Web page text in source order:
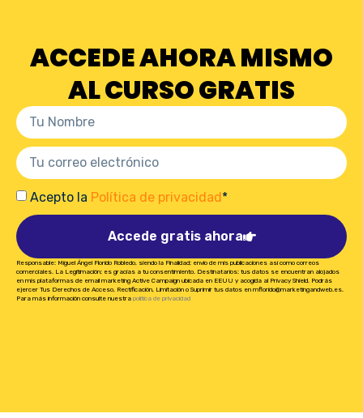
ACCEDE AHORA MISMO
AL CURSO GRATIS
Acepto la Política de privacidad*
Accede gratis ahora
Responsable: Miguel Ángel Florido Robledo, siendo la Finalidad; envío de mis publicaciones así como correos
comerciales. La Legitimación; es gracias a tu consentimiento. Destinatarios: tus datos se encuentran alojados
en mis plataformas de email marketing Active Campaign ubicada en EEUU y acogida al Privacy Shield. Podrás
ejercer Tus Derechos de Acceso, Rectificación, Limitación o Suprimir tus datos en mflorido@marketingandweb.es.
Para más información consulte nuestra política de privacidad